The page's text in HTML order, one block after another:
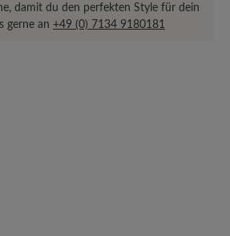
damit du den perfekten Style für dein
gerne an +49 (0) 7134 9180181